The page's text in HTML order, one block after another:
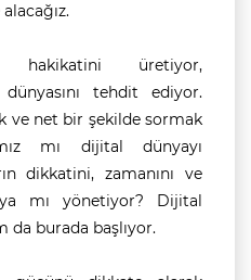
hakikatini üretiyor,
dünyasını tehdit ediyor.
ve net bir şekilde sormak
mı dijital dünyayı
dikkatini, zamanını ve
mı yönetiyor? Dijital
da burada başlıyor.